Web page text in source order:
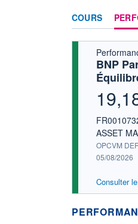
COURS
BNP
ASSET
OPCVM
05/08/2026
Consulter